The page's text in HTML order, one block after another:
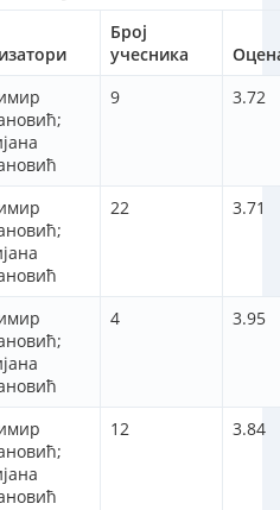
Број
учесника
9 3.72
22 3.71
4 3.95
12 3.84